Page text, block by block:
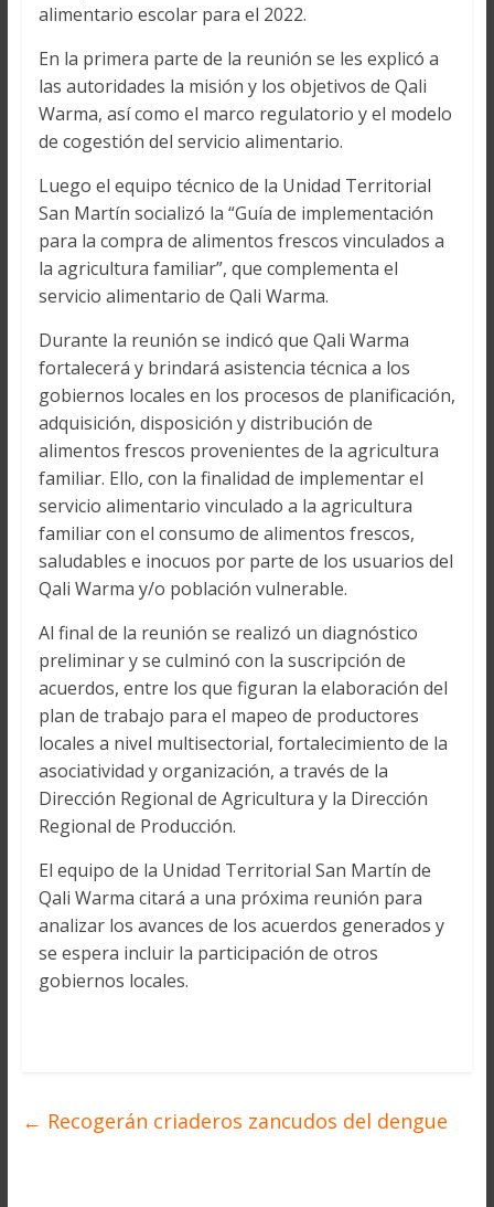
alimentario escolar para el 2022.
En la primera parte de la reunión se les explicó a
las autoridades la misión y los objetivos de Qali
Warma, así como el marco regulatorio y el modelo
de cogestión del servicio alimentario.
Luego el equipo técnico de la Unidad Territorial
San Martín socializó la “Guía de implementación
para la compra de alimentos frescos vinculados a
la agricultura familiar”, que complementa el
servicio alimentario de Qali Warma.
Durante la reunión se indicó que Qali Warma
fortalecerá y brindará asistencia técnica a los
gobiernos locales en los procesos de planificación,
adquisición, disposición y distribución de
alimentos frescos provenientes de la agricultura
familiar. Ello, con la finalidad de implementar el
servicio alimentario vinculado a la agricultura
familiar con el consumo de alimentos frescos,
saludables e inocuos por parte de los usuarios del
Qali Warma y/o población vulnerable.
Al final de la reunión se realizó un diagnóstico
preliminar y se culminó con la suscripción de
acuerdos, entre los que figuran la elaboración del
plan de trabajo para el mapeo de productores
locales a nivel multisectorial, fortalecimiento de la
asociatividad y organización, a través de la
Dirección Regional de Agricultura y la Dirección
Regional de Producción.
El equipo de la Unidad Territorial San Martín de
Qali Warma citará a una próxima reunión para
analizar los avances de los acuerdos generados y
se espera incluir la participación de otros
gobiernos locales.
← Recogerán criaderos zancudos del dengue